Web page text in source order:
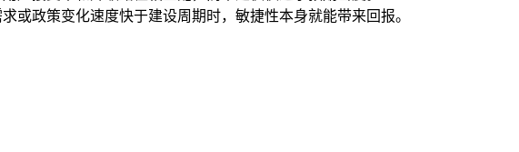
或政策变化速度快于建设周期时，敏捷性本身就能带来回报。